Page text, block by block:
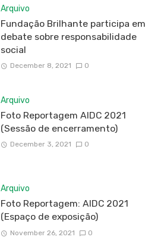
Arquivo
Fundação Brilhante participa em
debate sobre responsabilidade
social
December 8, 2021 0
Arquivo
Foto Reportagem AIDC 2021
(Sessão de encerramento)
December 3, 2021 0
Arquivo
Foto Reportagem: AIDC 2021
(Espaço de exposição)
November 26, 2021 0